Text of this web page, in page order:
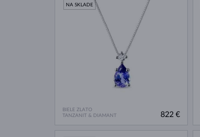
BIELE ZLATO
TANZANIT & DIAMANT
NA SKLADE
822 €